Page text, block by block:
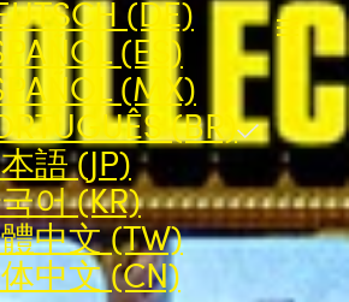
(DE)
(ES)
(MX)
(BR)
語 (JP)
어 (KR)
中文 (TW)
中文 (CN)